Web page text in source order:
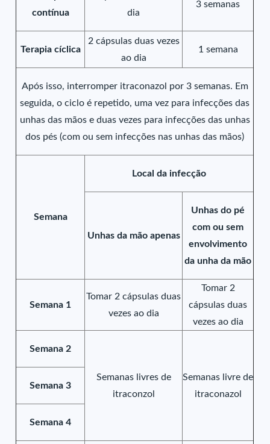
contínua
dia
3 semanas
Terapia cíclica
2 cápsulas duas vezes
ao dia
1 semana
Após isso, interromper itraconazol por 3 semanas. Em
seguida, o ciclo é repetido, uma vez para infecções das
unhas das mãos e duas vezes para infecções das unhas
dos pés (com ou sem infecções nas unhas das mãos)
Semana
Local da infecção
Unhas da mão apenas
Unhas do pé
com ou sem
envolvimento
da unha da mão
Semana 1
Tomar 2 cápsulas duas
vezes ao dia
Tomar 2
cápsulas duas
vezes ao dia
Semana 2
Semanas livres de
itraconzol
Semanas livre de
itraconazol
Semana 3
Semana 4